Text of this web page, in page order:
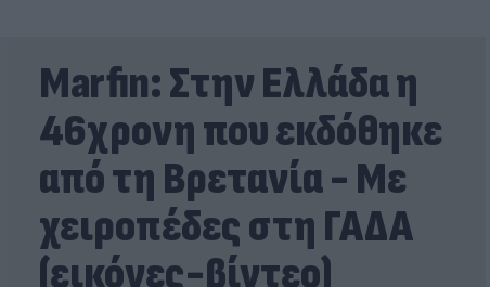
Marfin: Στην Ελλάδα η
46χρονη που εκδόθηκε
από τη Βρετανία - Με
χειροπέδες στη ΓΑΔΑ
(εικόνες-βίντεο)